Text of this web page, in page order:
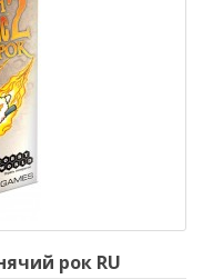
рок RU